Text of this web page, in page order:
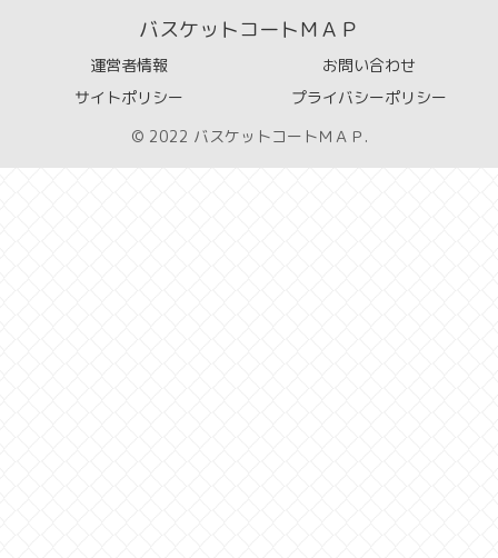
バスケットコートＭＡＰ
運営者情報
お問い合わせ
サイトポリシー
プライバシーポリシー
© 2022 バスケットコートＭＡＰ.